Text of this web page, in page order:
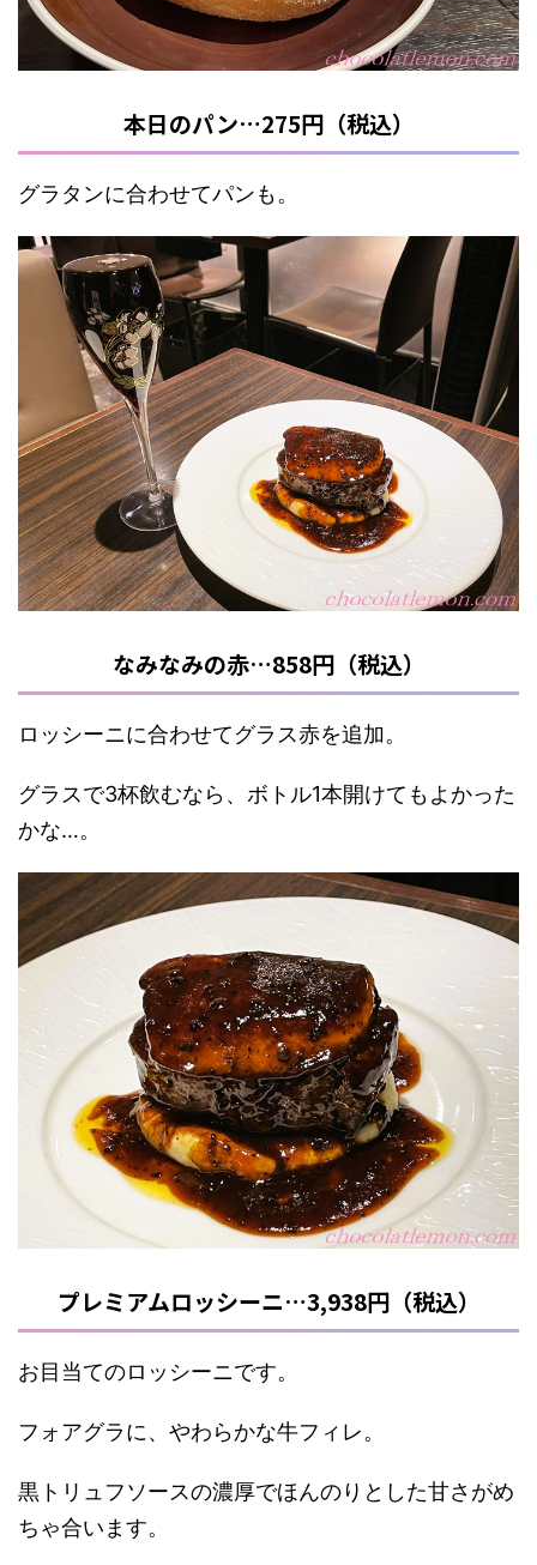
本日のパン…275円（税込）
グラタンに合わせてパンも。
なみなみの赤…858円（税込）
ロッシーニに合わせてグラス赤を追加。
グラスで3杯飲むなら、ボトル1本開けてもよかった
かな…。
プレミアムロッシーニ…3,938円（税込）
お目当てのロッシーニです。
フォアグラに、やわらかな牛フィレ。
黒トリュフソースの濃厚でほんのりとした甘さがめ
ちゃ合います。